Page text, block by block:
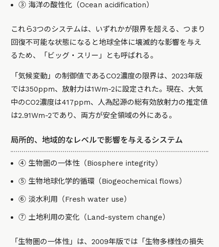
③ 海洋の酸性化（Ocean acidification）
これら3つのシステムは、いずれかが限界を超える、つまり
回復不可能な状態になると地球全体に壊滅的な影響を与え
るため、「ビッグ・スリー」とも呼ばれる。
「気候変動」の制御値であるCO2濃度の限界は、2023年版
では350ppm、放射力は1Wm-2に設定された。現在、大気
中のCO2濃度は417ppm、人為起源の総有効放射力の推定値
は2.91Wm-2であり、両方が安全領域の外にある。
局所的、地域的なレベルで影響を与えるシステム
④ 生物圏の一体性（Biosphere integrity）
⑤ 生物地球化学的循環（Biogeochemical flows）
⑥ 淡水利用（Fresh water use）
⑦ 土地利用の変化（Land-system change）
「生物圏の一体性」は、2009年版では「生物多様性の損失